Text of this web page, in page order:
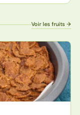
Voir les fruits →